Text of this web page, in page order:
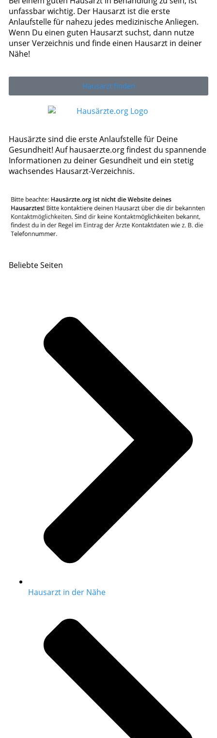
unfassbar wichtig. Der Hausarzt ist die erste
Anlaufstelle für nahezu jedes medizinische Anliegen.
Wenn Du einen guten Hausarzt suchst, dann nutze
unser Verzeichnis und finde einen Hausarzt in deiner
Nähe!
Hausarzt finden
Hausärzte sind die erste Anlaufstelle für Deine
Gesundheit! Auf hausaerzte.org findest du spannende
Informationen zu deiner Gesundheit und ein stetig
wachsendes Hausarzt-Verzeichnis.
Beliebte Seiten
Hausarzt in der Nähe